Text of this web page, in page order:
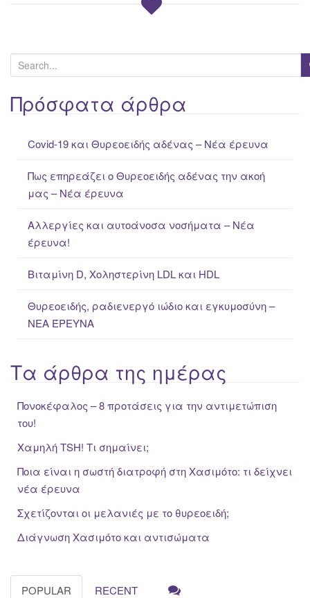
e
a
rΠρόσφατα άρθρα
Covid-19 και Θυρεοειδής αδένας – Νέα έρευνα
Πως επηρεάζει ο Θυρεοειδής αδένας την ακοή
μας – Νέα έρευνα
Αλλεργίες και αυτοάνοσα νοσήματα – Νέα
έρευνα!
Βιταμίνη D, Χοληστερίνη LDL και HDL
Θυρεοειδής, ραδιενεργό ιώδιο και εγκυμοσύνη –
ΝΕΑ ΈΡΕΥΝΑ
Τα άρθρα της ημέρας
Πονοκέφαλος – 8 προτάσεις για την αντιμετώπιση
του!
Χαμηλή TSH! Τι σημαίνει;
Ποια είναι η σωστή διατροφή στη Χασιμότο: τι δείχνει
νέα έρευνα
Σχετίζονται οι μελανιές με το θυρεοειδή;
Διάγνωση Χασιμότο και αντισώματα
POPULAR RECENT